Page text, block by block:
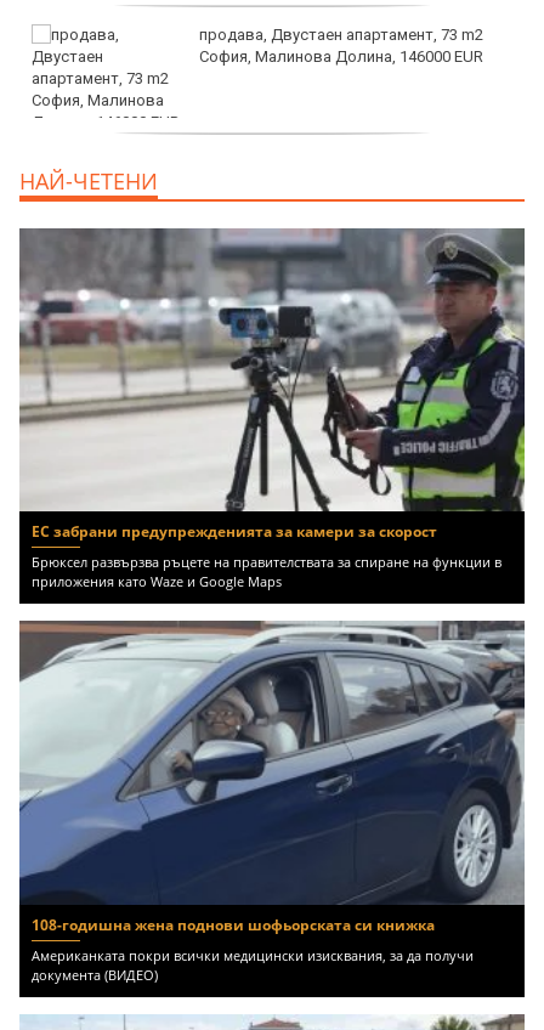
продава, Двустаен апартамент, 73 m2
София, Малинова Долина, 146000 EUR
НАЙ-ЧЕТЕНИ
ЕС забрани предупрежденията за камери за скорост
Брюксел развързва ръцете на правителствата за спиране на функции в
приложения като Waze и Google Maps
108-годишна жена поднови шофьорската си книжка
Американката покри всички медицински изисквания, за да получи
документа (ВИДЕО)